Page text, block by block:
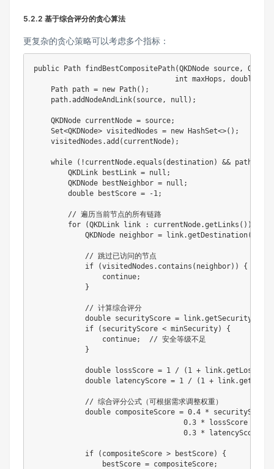
5.2.2 基于综合评分的贪心算法
更复杂的贪心策略可以考虑多个指标：
public Path findBestCompositePath(QKDNode source,
int maxHops , double
Path path = new Path( ) ;
    path
.addNodeAndLink( source, null ) ;
QKDNode currentNode = source;
Set<QKDNode> visitedNodes = new HashSet<>( ) ;
    visitedNodes
.add ( currentNode) ;
while ( ! currentNode.equals (destination) && path
QKDLink bestLink = null ;
QKDNode bestNeighbor = null ;
double bestScore = -1;
// 遍历当前节点的所有链路
for
(QKDLink link : currentNode.getLinks ( ) )
QKDNode neighbor = link.getDestination(
// 跳过已访问的节点
if
(visitedNodes . contains ( neighbor) )
{
continue;
}
// 计算综合评分
double securityScore = link.getSecurityLevel
if
( securityScore < minSecurity)
{
continue;
// 安全等级不足
}
double lossScore = 1 / ( 1 + link.getLoss
double latencyScore = 1 / ( 1 + link.
// 综合评分公式（可根据需求调整权重）
double compositeScore = 0.4 * securityScore
0.3 * lossScore
0.3 * latencyScore
if ( compositeScore > bestScore)
{
                bestScore
= compositeScore;